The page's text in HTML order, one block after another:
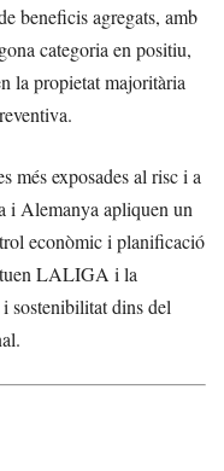
beneficis agregats, amb
categoria en positiu,
la propietat majoritària
més exposades al risc i a
i Alemanya apliquen un
econòmic i planificació
LALIGA i la
sostenibilitat dins del